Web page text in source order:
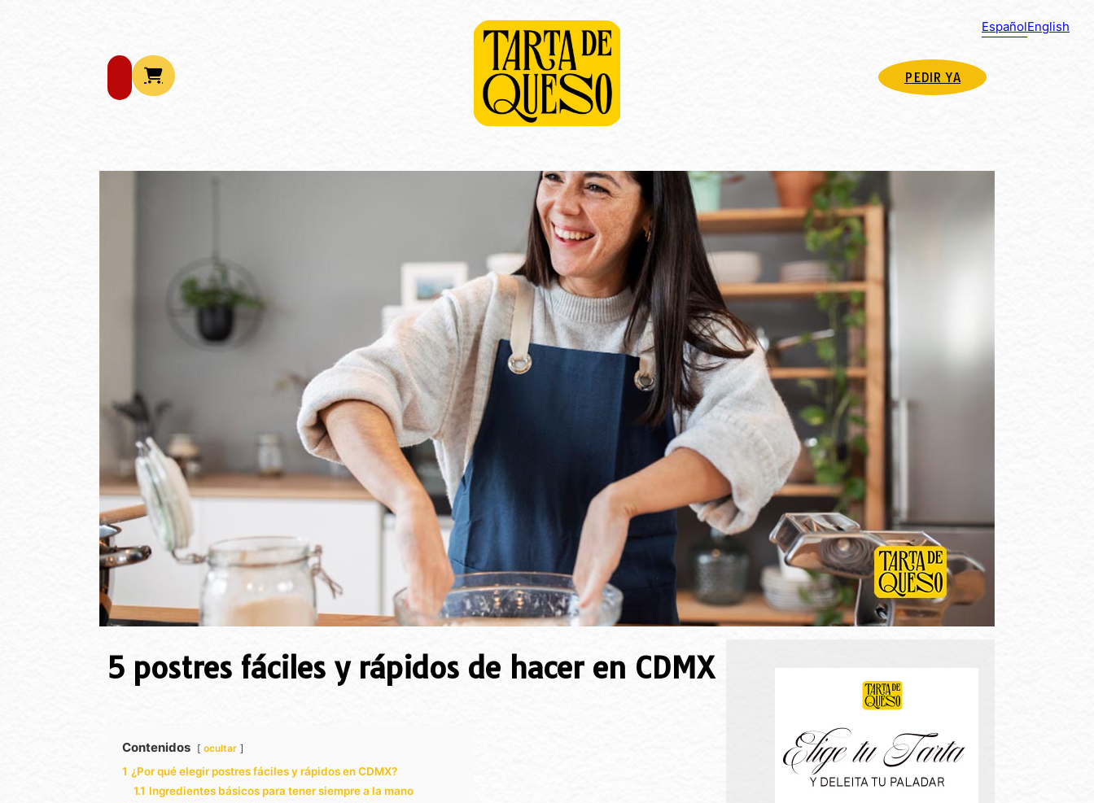
PEDIR YA
EspañolEnglish
5 postres fáciles y rápidos de hacer en CDMX
Contenidos ocultar
1 ¿Por qué elegir postres fáciles y rápidos en CDMX?
1.1 Ingredientes básicos para tener siempre a la mano